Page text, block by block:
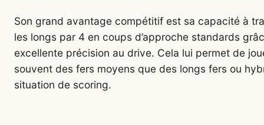
Son grand avantage compétitif est sa capacité à
les longs par 4 en coups d’approche standards
excellente précision au drive. Cela lui permet de
souvent des fers moyens que des longs fers ou
situation de scoring.